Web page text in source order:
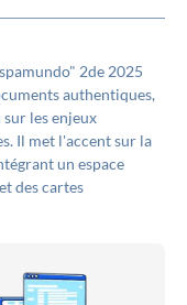
2de 2025
authentiques,
les enjeux
Il met l'accent sur la
un espace
des cartes